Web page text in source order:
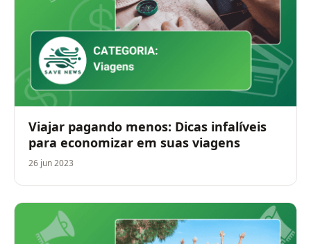
Viajar pagando menos: Dicas infalíveis
para economizar em suas viagens
26 jun 2023